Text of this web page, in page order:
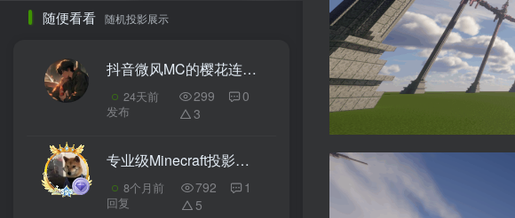
随便看看 随机投影展示
抖音微风MC的樱花连廊
24天前
发布
299
0
3
专业级Minecraft投影预览引擎预发布 10
8个月前
回复
792
1
5